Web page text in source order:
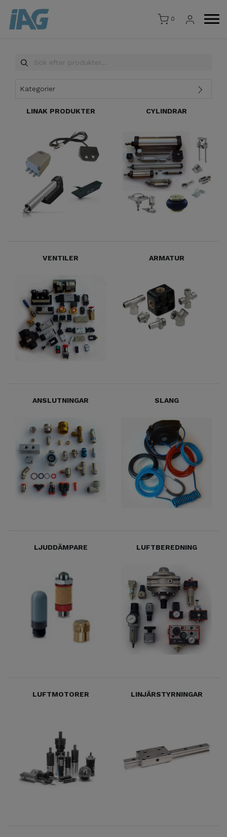
0
Kategorier
LINAK PRODUKTER CYLINDRAR
VENTILER ARMATUR
ANSLUTNINGAR SLANG
LJUDDÄMPARE LUFTBEREDNING
LUFTMOTORER LINJÄRSTYRNINGAR